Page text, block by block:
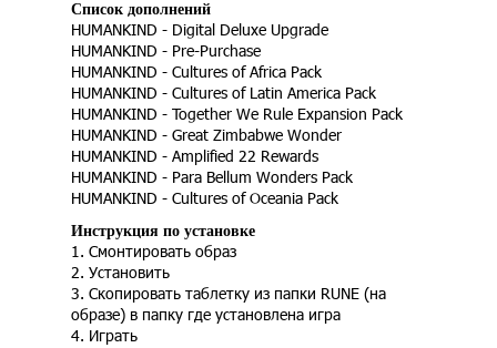
Список дополнений
HUMANKIND - Digital Deluxe Upgrade
HUMANKIND - Pre-Purchase
HUMANKIND - Cultures of Africa Pack
HUMANKIND - Cultures of Latin America Pack
HUMANKIND - Together We Rule Expansion Pack
HUMANKIND - Great Zimbabwe Wonder
HUMANKIND - Amplified 22 Rewards
HUMANKIND - Para Bellum Wonders Pack
HUMANKIND - Cultures of Oceania Pack
Инструкция по установке
1. Смонтировать образ
2. Установить
3. Скопировать таблетку из папки RUNE (на
образе) в папку где установлена игра
4. Играть